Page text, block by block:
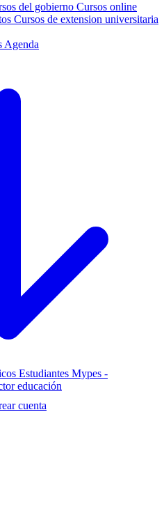
del gobierno Cursos online
Cursos de extension universitaria
Agenda
Estudiantes Mypes -
educación
cuenta